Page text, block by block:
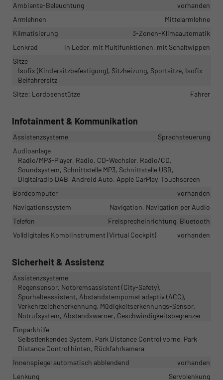
Ambiente-Beleuchtung
vorhanden
Armlehnen
Mittelarmlehne
Klimatisierung
3-Zonen-Klimaautomatik
Lenkrad
in Leder, mit Multifunktionen, mit Schaltwippen
Sitze
Isofix (Kindersitzbefestigung), Sitzheizung, Sportsitze, Isofix
Beifahrersitz
Sitze: Lordosenstütze
Fahrer
Infotainment & Kommunikation
Assistenzsysteme
Sprachsteuerung
Audioanlage
Radio/MP3-Player, Radio, CD-Wechsler, Radio/CD,
Soundsystem, Schnittstelle MP3, Schnittstelle USB,
Digitalradio DAB, Android Auto, Apple CarPlay, Touchscreen
Bordcomputer
vorhanden
Navigationssystem
Navigation, Navigation per Audio
Telefon
Freisprecheinrichtung, Bluetooth
Volldigitales Kombiinstrument (Virtual Cockpit)
vorhanden
Sicherheit & Assistenz
Assistenzsysteme
Regensensor, Notbremsassistent (City-Safety),
Spurhalteassistent, Abstandstempomat adaptiv (ACC),
Verkehrzeichenerkennung, Müdigkeitserkennungs-Sensor,
Notrufsystem, Abstandswarner, Geschwindigkeitsbegrenzer
Einparkhilfe
Selbstlenkendes System, Park Distance Control vorne, Park
Distance Control hinten, Rückfahrkamera
Innenspiegel automatisch abblendend
vorhanden
Lenkung
Servolenkung